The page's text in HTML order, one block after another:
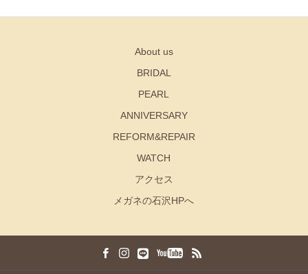
About us
BRIDAL
PEARL
ANNIVERSARY
REFORM&REPAIR
WATCH
アクセス
メガネの石沢HPへ